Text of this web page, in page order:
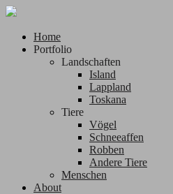
Home
Portfolio
Landschaften
Island
Lappland
Toskana
Tiere
Vögel
Schneeaffen
Robben
Andere Tiere
Menschen
About